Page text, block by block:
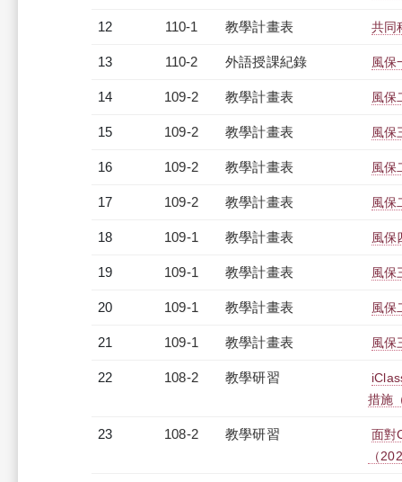
12 110-1 教學計畫表 共同
13 110-2 外語授課紀錄 風
14 109-2 教學計畫表 風
15 109-2 教學計畫表 風
16 109-2 教學計畫表 風
17 109-2 教學計畫表 風
18 109-1 教學計畫表 風
19 109-1 教學計畫表 風
20 109-1 教學計畫表 風
21 109-1 教學計畫表 風
22 108-2 教學研習
措施
23 108-2 教學研習
面對
（